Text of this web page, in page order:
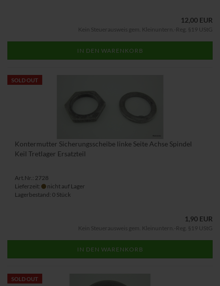
12,00 EUR
Kein Steuerausweis gem. Kleinuntern.-Reg. §19 UStG
IN DEN WARENKORB
SOLD OUT
Kontermutter Sicherungsscheibe linke Seite Achse Spindel
Keil Tretlager Ersatzteil
Art.Nr.: 2728
Lieferzeit:
nicht auf Lager
Lagerbestand: 0 Stück
1,90 EUR
Kein Steuerausweis gem. Kleinuntern.-Reg. §19 UStG
IN DEN WARENKORB
SOLD OUT